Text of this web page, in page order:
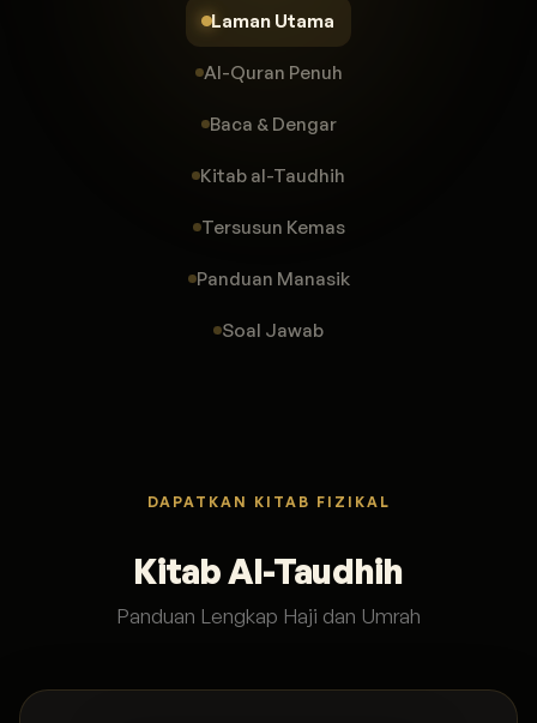
Laman Utama
Al-Quran Penuh
Baca & Dengar
Kitab al-Taudhih
Tersusun Kemas
Panduan Manasik
Soal Jawab
DAPATKAN KITAB FIZIKAL
Kitab Al-Taudhih
Panduan Lengkap Haji dan Umrah